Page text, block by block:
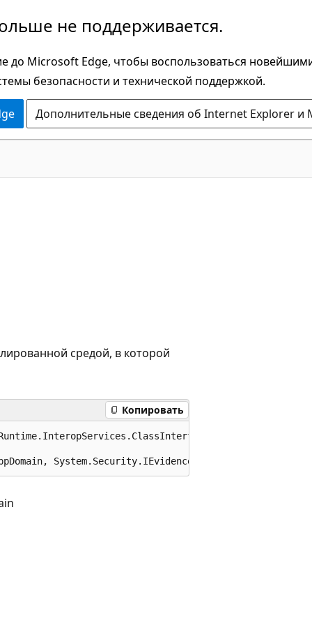
не поддерживается.
до Microsoft Edge, чтобы воспользоваться
безопасности и технической поддержкой.
Дополнительные сведения об Internet Explorer и
средой, в которой
Копировать
System.Security.IEvidenceFactory